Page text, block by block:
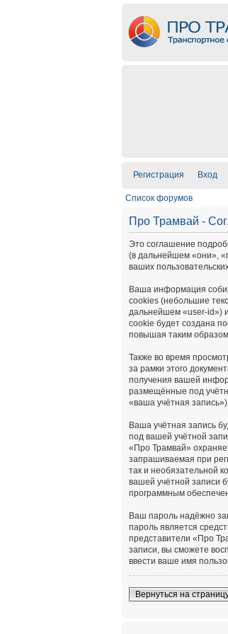
Регистрация Вход
Список форумов
Про Трамвай -
Это соглашение
(в дальнейшем «они»,
ваших
Ваша информация
cookies (небольшие
дальнейшем «user-id»)
cookie будет создана
повышая таким
Также во время
за рамки этого
получения вашей
размещённые под
«ваша учётная
Ваша учётная запись
под вашей учётной
«Про Трамвай»
запрашиваемая при
так и необязательной
вашей учётной записи
программным
Ваш пароль надёжно
пароль является
представители «Про
записи, вы сможете
ввести ваше имя
Вернуться на